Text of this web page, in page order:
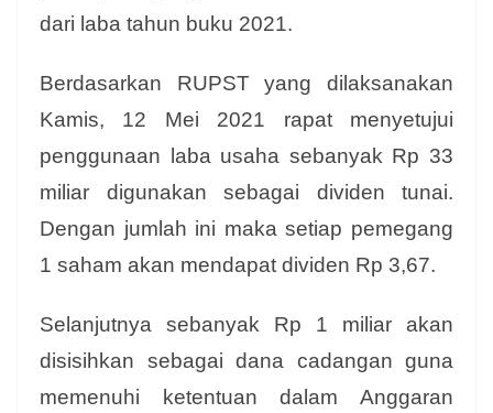
dari laba tahun buku 2021.
Berdasarkan RUPST yang dilaksanakan
Kamis, 12 Mei 2021 rapat menyetujui
penggunaan laba usaha sebanyak Rp 33
miliar digunakan sebagai dividen tunai.
Dengan jumlah ini maka setiap pemegang
1 saham akan mendapat dividen Rp 3,67.
Selanjutnya sebanyak Rp 1 miliar akan
disisihkan sebagai dana cadangan guna
memenuhi ketentuan dalam Anggaran